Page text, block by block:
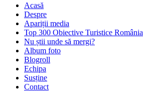
Acasă
Despre
Apariții media
Top 300 Obiective Turistice România
Nu știi unde să mergi?
Album foto
Blogroll
Echipa
Susține
Contact